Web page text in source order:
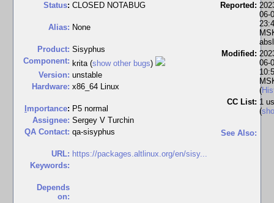
Status: CLOSED NOTABUG
Alias: None
Product: Sisyphus
Component: krita (show other bugs)
Version: unstable
Hardware: x86_64 Linux
mportance: P5 normal
Assignee: Sergey V Turchin
QA Contact: qa-sisyphus
URL: https://packages.altlinux.org/en/sisy...
Keywords:
Depends
on:
Reported:
06-
Modified:
06-
(
CC List: 1
(
See Also: